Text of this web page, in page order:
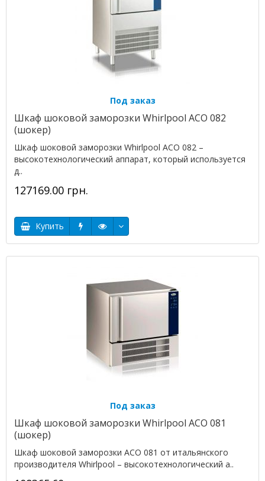
Под заказ
Шкаф шоковой заморозки Whirlpool ACO 082
(шокер)
Шкаф шоковой заморозки Whirlpool ACO 082 –
высокотехнологический аппарат, который используется
д..
127169.00 грн.
Купить
Под заказ
Шкаф шоковой заморозки Whirlpool ACO 081
(шокер)
Шкаф шоковой заморозки ACO 081 от итальянского
производителя Whirlpool – высокотехнологический а..